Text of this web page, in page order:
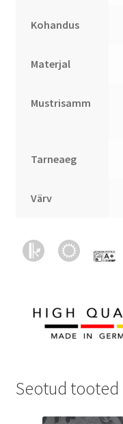
Kohandus
Materjal
Mustrisamm
Tarneaeg
Värv
Seotud tooted